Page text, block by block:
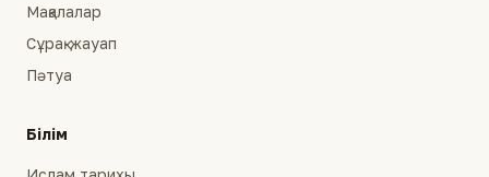
Мақалалар
Сұрақ-жауап
Пәтуа
Білім